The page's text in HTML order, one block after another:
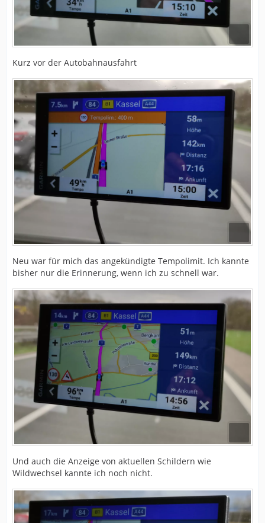
Kurz vor der Autobahnausfahrt
Neu war für mich das angekündigte Tempolimit. Ich kannte
bisher nur die Erinnerung, wenn ich zu schnell war.
Und auch die Anzeige von aktuellen Schildern wie
Wildwechsel kannte ich noch nicht.